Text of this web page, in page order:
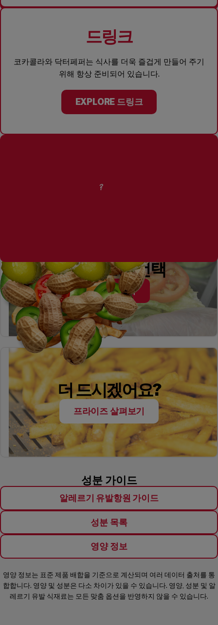
드링크
코카콜라와 닥터페퍼는 식사를 더욱 즐겁게 만들어 주기
위해 항상 준비되어 있습니다.
EXPLORE 드링크
궁금하신가요?
나만의 토핑 선택
토핑 살펴보기
더 드시겠어요?
프라이즈 살펴보기
성분 가이드
알레르기 유발항원 가이드
성분 목록(OPENS IN A NEW
영양 정보(OPENS IN A NEW
영양 정보는 표준 제품 배합을 기준으로 계산되며 여러 데이터 출처를 통
합합니다. 영양 및 성분은 다소 차이가 있을 수 있습니다. 영양, 성분 및 알
레르기 유발 식재료는 모든 맞춤 옵션을 반영하지 않을 수 있습니다.